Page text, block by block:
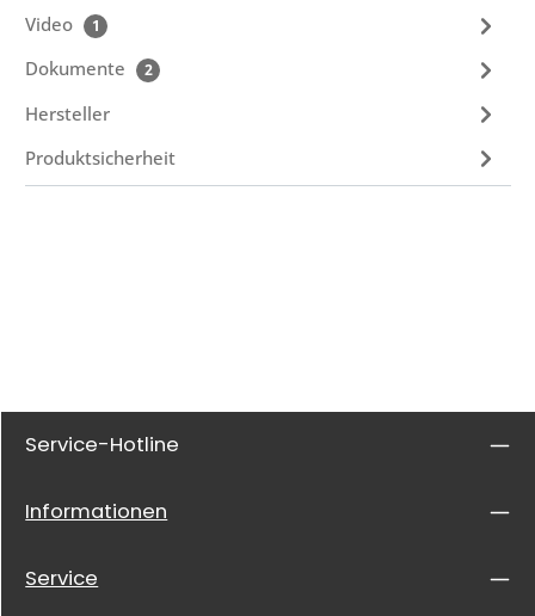
Video 1
Dokumente 2
Hersteller
Produktsicherheit
Service-Hotline
Informationen
Service